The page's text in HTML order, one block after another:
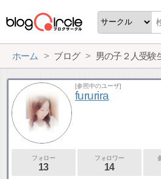
ホーム ブログ 男の子２人受
[参照中のユーザ]
fururira
フォロー
13
フォロワー
14